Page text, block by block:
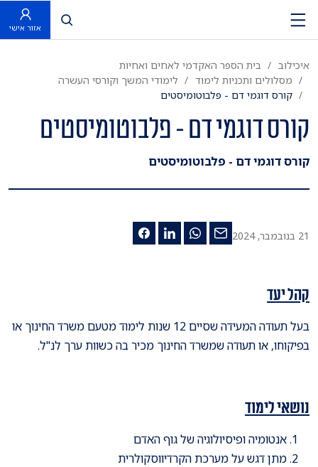
פתח חיפוש
אזור אישי
איכילוב
בית הספר האקדמי לאחים ואחיות
מסלולים ותכניות לימוד
לימודי המשך וקורסי העשרה
קורס דוגמי דם - פלבוטומיסטים
קורס דוגמי דם - פלבוטומיסטים
קורס דוגמי דם - פלבוטומיסטים
21 בנובמבר, 2024
קהל יעד
בעל תעודה המעידה שסיים 12 שנות לימוד מטעם משרד החינוך או
בפיקוחו, או תעודה שמשרד החינוך מכיר בה כשוות ערך לנ"ל.
נושאי לימוד
אנטומיה ופיסיולוגיה של גוף האדם
מתן דגש על מערכת הקרדיווסקולרית